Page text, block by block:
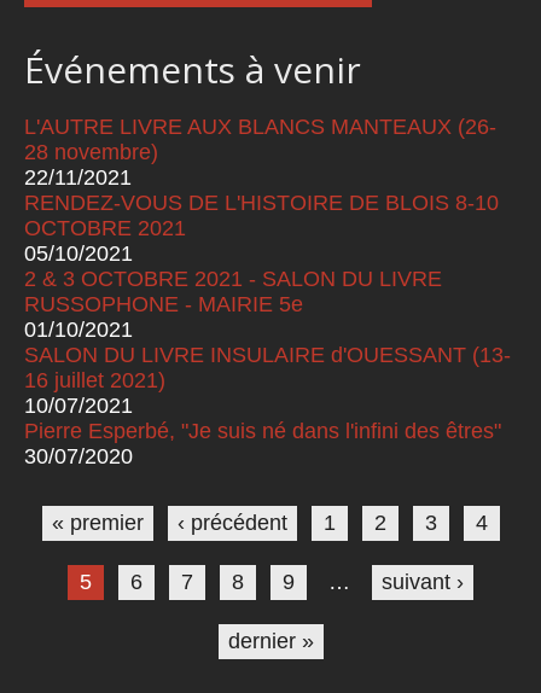
Événements à venir
L'AUTRE LIVRE AUX BLANCS MANTEAUX (26-
28 novembre)
22/11/2021
RENDEZ-VOUS DE L'HISTOIRE DE BLOIS 8-10
OCTOBRE 2021
05/10/2021
2 & 3 OCTOBRE 2021 - SALON DU LIVRE
RUSSOPHONE - MAIRIE 5e
01/10/2021
SALON DU LIVRE INSULAIRE d'OUESSANT (13-
16 juillet 2021)
10/07/2021
Pierre Esperbé, "Je suis né dans l'infini des êtres"
30/07/2020
Pages
« premier ‹ précédent 1 2 3 4
5 6 7 8 9 … suivant ›
dernier »